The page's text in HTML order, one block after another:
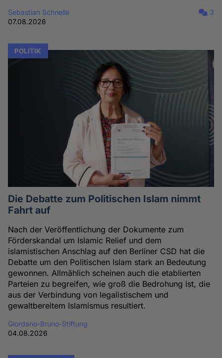
Sebastian Schnelle
07.08.2026
3
POLITIK
Die Debatte zum Politischen Islam nimmt
Fahrt auf
Nach der Veröffentlichung der Dokumente zum
Förderskandal um Islamic Relief und dem
islamistischen Anschlag auf den Berliner CSD hat die
Debatte um den Politischen Islam stark an Bedeutung
gewonnen. Allmählich scheinen auch die etablierten
Parteien zu begreifen, wie groß die Bedrohung ist, die
aus der Verbindung von legalistischem und
gewaltbereitem Islamismus resultiert.
Giordano-Bruno-Stiftung
04.08.2026